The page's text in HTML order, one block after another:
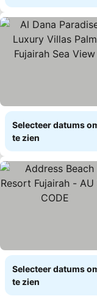
Selecteer datums
te zien
Selecteer datums
te zien